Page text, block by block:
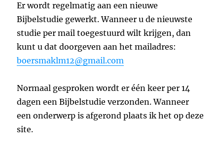
Er wordt regelmatig aan een nieuwe
Bijbelstudie gewerkt. Wanneer u de nieuwste
studie per mail toegestuurd wilt krijgen, dan
kunt u dat doorgeven aan het mailadres:
boersmaklm12@gmail.com
Normaal gesproken wordt er één keer per 14
dagen een Bijbelstudie verzonden. Wanneer
een onderwerp is afgerond plaats ik het op deze
site.